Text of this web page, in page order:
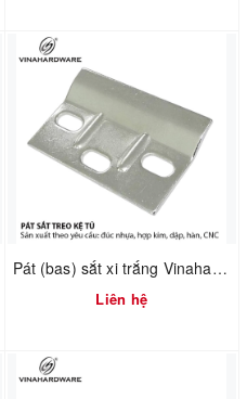
Pát (bas) sắt xi trắng Vinahardware mã 1608.4.60404
Liên hệ